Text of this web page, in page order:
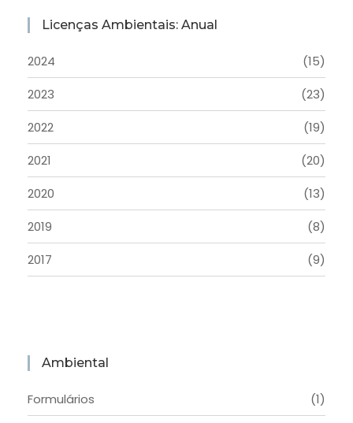
Licenças Ambientais: Anual
2024
(15)
2023
(23)
2022
(19)
2021
(20)
2020
(13)
2019
(8)
2017
(9)
Ambiental
Formulários
(1)